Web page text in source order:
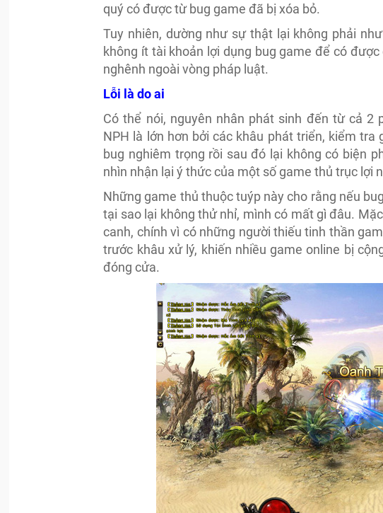
quý có được từ bug game đã bị xóa bỏ.
Tuy nhiên, dường như sự thật lại không phải
không ít tài khoản lợi dụng bug game để có
nghênh ngoài vòng pháp luật.
Lỗi là do ai
Có thể nói, nguyên nhân phát sinh đến từ cả 2
NPH là lớn hơn bởi các khâu phát triển, kiểm
bug nghiêm trọng rồi sau đó lại không có biện
nhìn nhận lại ý thức của một số game thủ trục lợi
Những game thủ thuộc tuýp này cho rằng nếu
tại sao lại không thử nhỉ, mình có mất gì đâu.
canh, chính vì có những người thiếu tinh thần
trước khâu xử lý, khiến nhiều game online bị
đóng cửa.